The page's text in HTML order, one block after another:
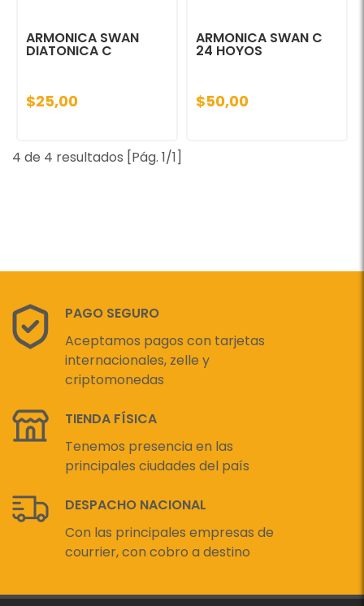
ARMONICA SWAN
DIATONICA C
$25,00
ARMONICA SWAN C
24 HOYOS
$50,00
4 de 4 resultados [Pág. 1/1]
PAGO SEGURO
Aceptamos pagos con tarjetas
internacionales, zelle y
criptomonedas
TIENDA FÍSICA
Tenemos presencia en las
principales ciudades del país
DESPACHO NACIONAL
Con las principales empresas de
courrier, con cobro a destino